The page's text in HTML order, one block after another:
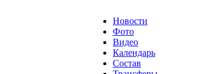
Новости
Фото
Видео
Календарь
Состав